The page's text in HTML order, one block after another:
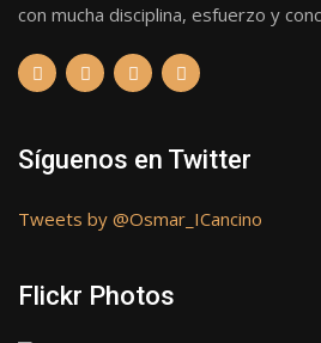
con mucha disciplina, esfuerzo y
Síguenos en Twitter
Tweets by @Osmar_ICancino
Flickr Photos